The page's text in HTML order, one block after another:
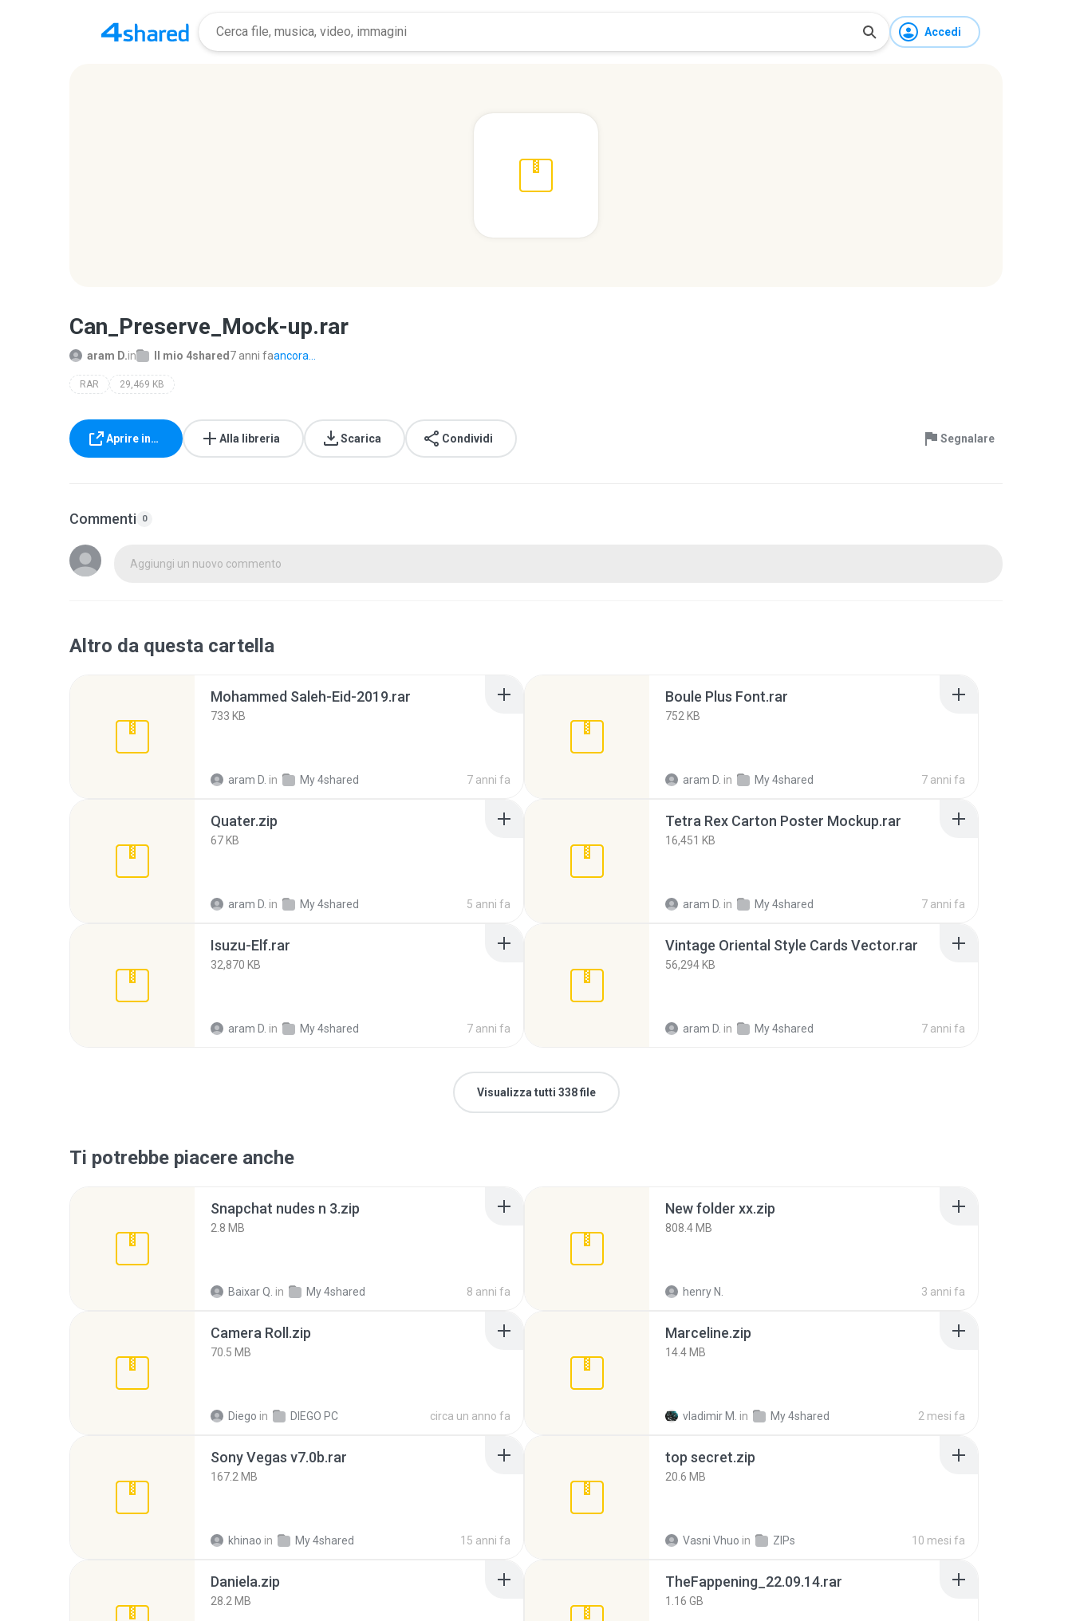
Accedi
Can_Preserve_Mock-up.rar
aram D.in Il mio 4shared 7 anni faancora...
RAR 29,469 KB
Aprire in… Alla libreria Scarica Condividi Segnalare
Commenti 0
Aggiungi un nuovo commento
Altro da questa cartella
Mohammed Saleh-Eid-2019.rar
733 KB
aram D. in My 4shared 7 anni fa
Boule Plus Font.rar
752 KB
aram D. in My 4shared 7 anni fa
Quater.zip
67 KB
aram D. in My 4shared 5 anni fa
Tetra Rex Carton Poster Mockup.rar
16,451 KB
aram D. in My 4shared 7 anni fa
Isuzu-Elf.rar
32,870 KB
aram D. in My 4shared 7 anni fa
Vintage Oriental Style Cards Vector.rar
56,294 KB
aram D. in My 4shared 7 anni fa
Visualizza tutti 338 file
Ti potrebbe piacere anche
Snapchat nudes n 3.zip
2.8 MB
Baixar Q. in My 4shared 8 anni fa
New folder xx.zip
808.4 MB
henry N. 3 anni fa
Camera Roll.zip
70.5 MB
Diego in DIEGO PC circa un anno fa
Marceline.zip
14.4 MB
vladimir M. in My 4shared 2 mesi fa
Sony Vegas v7.0b.rar
167.2 MB
khinao in My 4shared 15 anni fa
top secret.zip
20.6 MB
Vasni Vhuo in ZIPs 10 mesi fa
Daniela.zip
28.2 MB
TheFappening_22.09.14.rar
1.16 GB